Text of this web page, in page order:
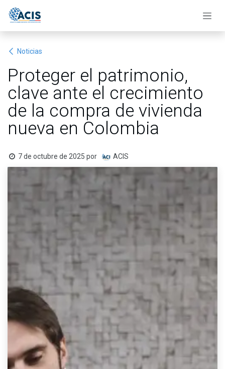
Noticias
Proteger el patrimonio,
clave ante el crecimiento
de la compra de vivienda
nueva en Colombia
7 de octubre de 2025 por ACIS